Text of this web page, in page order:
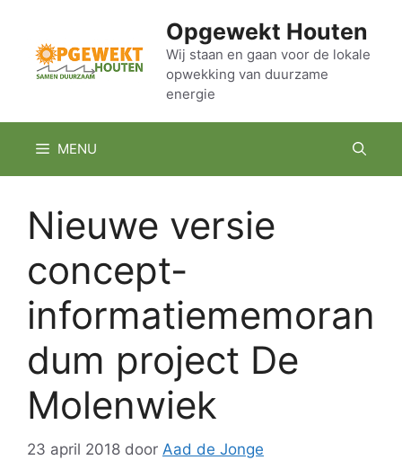
inhoud
Opgewekt Houten
Wij staan en gaan voor de lokale
opwekking van duurzame
energie
MENU
Nieuwe versie
concept-
informatiememoran
dum project De
Molenwiek
23 april 2018 door Aad de Jonge